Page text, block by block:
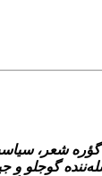
گؤره شعر،
گوجلو و